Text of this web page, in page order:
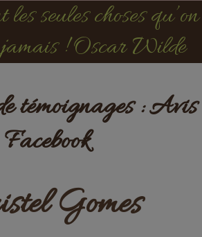
les seules choses qu’on
! Oscar Wilde
témoignages :Avis
Facebook
Gomes